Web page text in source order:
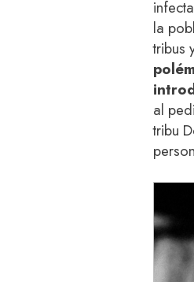
la
tribus
al
tribu